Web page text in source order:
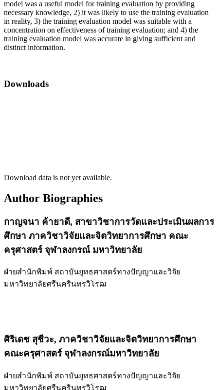
model was a useful model for training evaluation by providing
necessary knowledge, 2) it was likely to use the training evaluation
in reality, 3) the training evaluation model was suitable with a
concentration on effectiveness of training evaluation; and 4) the
training evaluation model was accurate in giving sufficient and
distinct information.
Downloads
Download data is not yet available.
Author Biographies
กาญจนา ค้ายาดี, สาขาวิชาการวัดและประเมินผลการ
ศึกษา ภาควิชาวิจัยและจิตวิทยาการศึกษา คณะ
ครุศาสตร์ จุฬาลงกรณ์ มหาวิทยาลัย
ฝ่ายสำนักพิมพ์ สถาบันยุทธศาสตร์ทางปัญญาและวิจัย
มหาวิทยาลัยศรีนครินทรวิโรฒ
ศิริเดช สุชีวะ, ภาควิชาวิจัยและจิตวิทยาการศึกษา
คณะครุศาสตร์ จุฬาลงกรณ์มหาวิทยาลัย
ฝ่ายสำนักพิมพ์ สถาบันยุทธศาสตร์ทางปัญญาและวิจัย
มหาวิทยาลัยศรีนครินทรวิโรฒ